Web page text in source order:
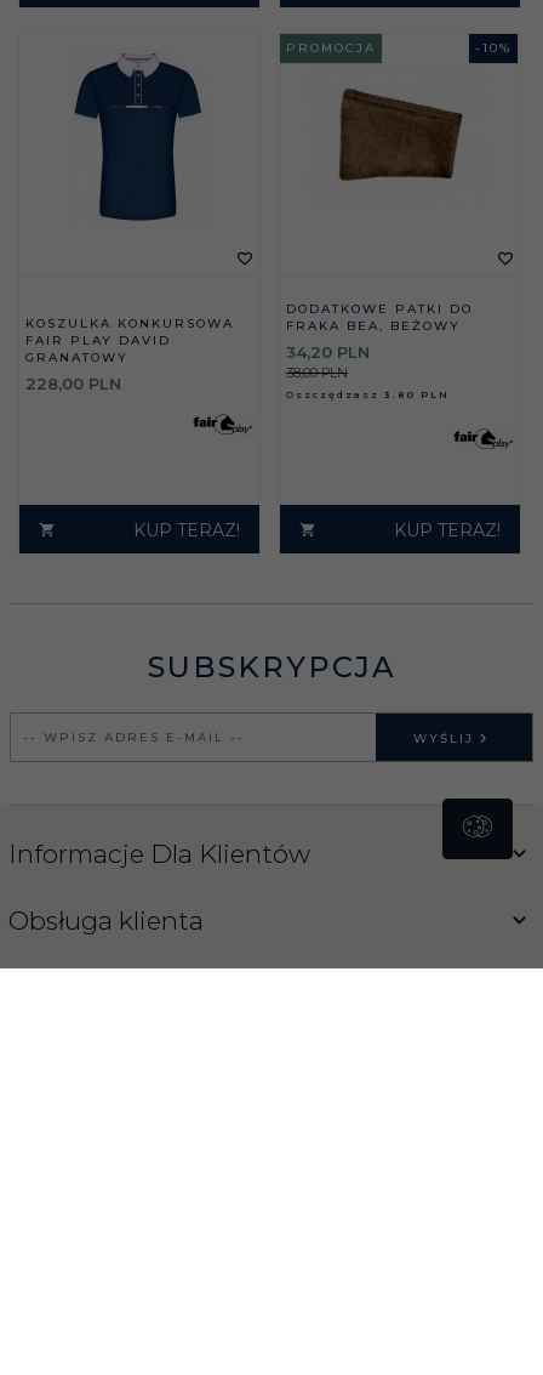
KOSZULKA KONKURSOWA
FAIR PLAY DAVID
GRANATOWY
228,00 PLN
KUP TERAZ!
- 10%
PROMOCJA
DODATKOWE PATKI DO
FRAKA BEA, BEŻOWY
34,20 PLN
38,00 PLN
Oszczędzasz 3.80 PLN
KUP TERAZ!
SUBSKRYPCJA
WYŚLIJ
Informacje Dla Klientów
Obsługa klienta